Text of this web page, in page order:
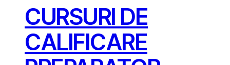
CURSURI DE
CALIFICARE